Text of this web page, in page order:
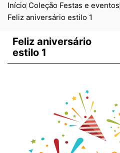
Início Coleção Festas e eventos
Feliz aniversário estilo 1
Feliz aniversário
estilo 1